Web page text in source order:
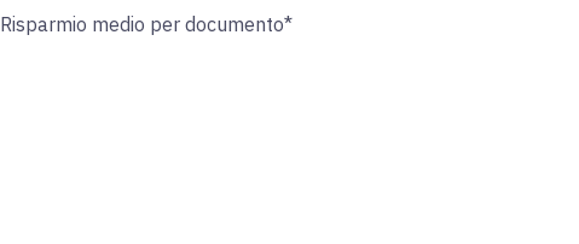
Risparmio medio per documento*